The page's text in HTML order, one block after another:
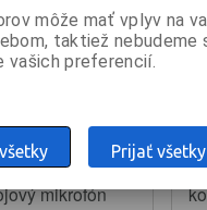
PGA98H-XLR
mikrofón
môže mať vplyv na
taktiež nebudeme
vašich preferencií.
Prijať